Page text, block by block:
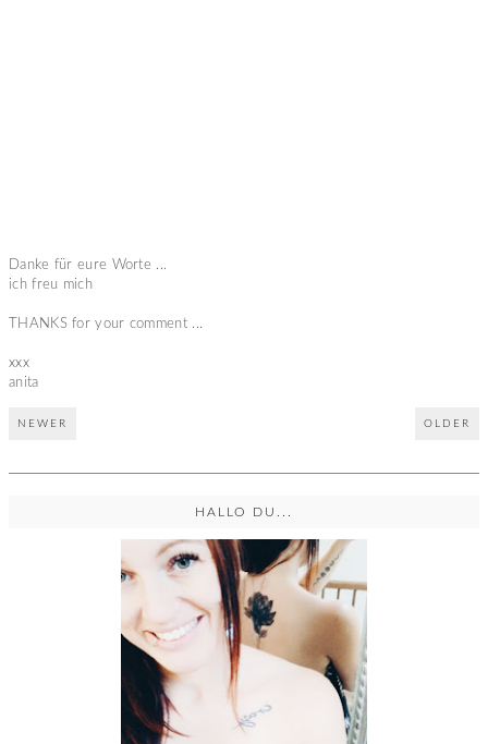
Danke für eure Worte ...
ich freu mich
THANKS for your comment ...
xxx
anita
NEWER OLDER
HALLO DU...